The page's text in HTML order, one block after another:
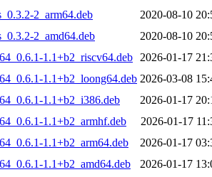
2_arm64.deb
2020-08-10
2_amd64.deb
2020-08-10
1.1+b2_riscv64.deb
2026-01-17
1.1+b2_loong64.deb 2026-03-08
1.1+b2_i386.deb
2026-01-17
1.1+b2_armhf.deb
2026-01-17
1.1+b2_arm64.deb
2026-01-17
1.1+b2_amd64.deb
2026-01-17